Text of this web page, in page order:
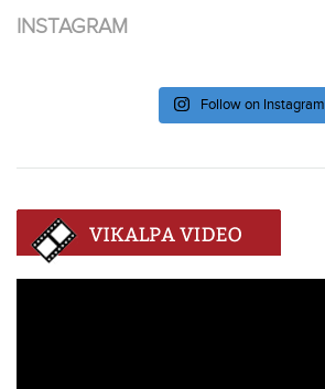
INSTAGRAM
Follow on Instagram